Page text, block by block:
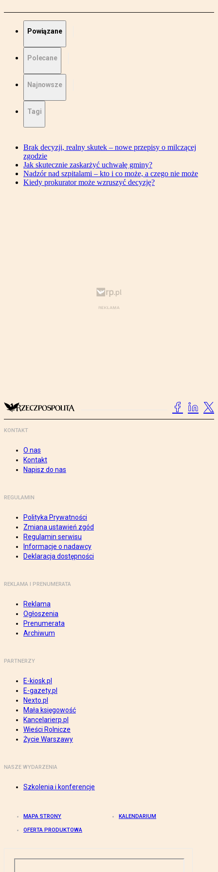
Powiązane
Polecane
Najnowsze
Tagi
Brak decyzji, realny skutek – nowe przepisy o milczącej
zgodzie
Jak skutecznie zaskarżyć uchwałę gminy?
Nadzór nad szpitalami – kto i co może, a czego nie może
Kiedy prokurator może wzruszyć decyzję?
KONTAKT
O nas
Kontakt
Napisz do nas
REGULAMIN
Polityka Prywatności
Zmiana ustawień zgód
Regulamin serwisu
Informacje o nadawcy
Deklaracja dostępności
REKLAMA I PRENUMERATA
Reklama
Ogłoszenia
Prenumerata
Archiwum
PARTNERZY
E-kiosk.pl
E-gazety.pl
Nexto.pl
Mała księgowość
Kancelarierp.pl
Wieści Rolnicze
Życie Warszawy
NASZE WYDARZENIA
Szkolenia i konferencje
MAPA STRONY KALENDARIUM
OFERTA PRODUKTOWA